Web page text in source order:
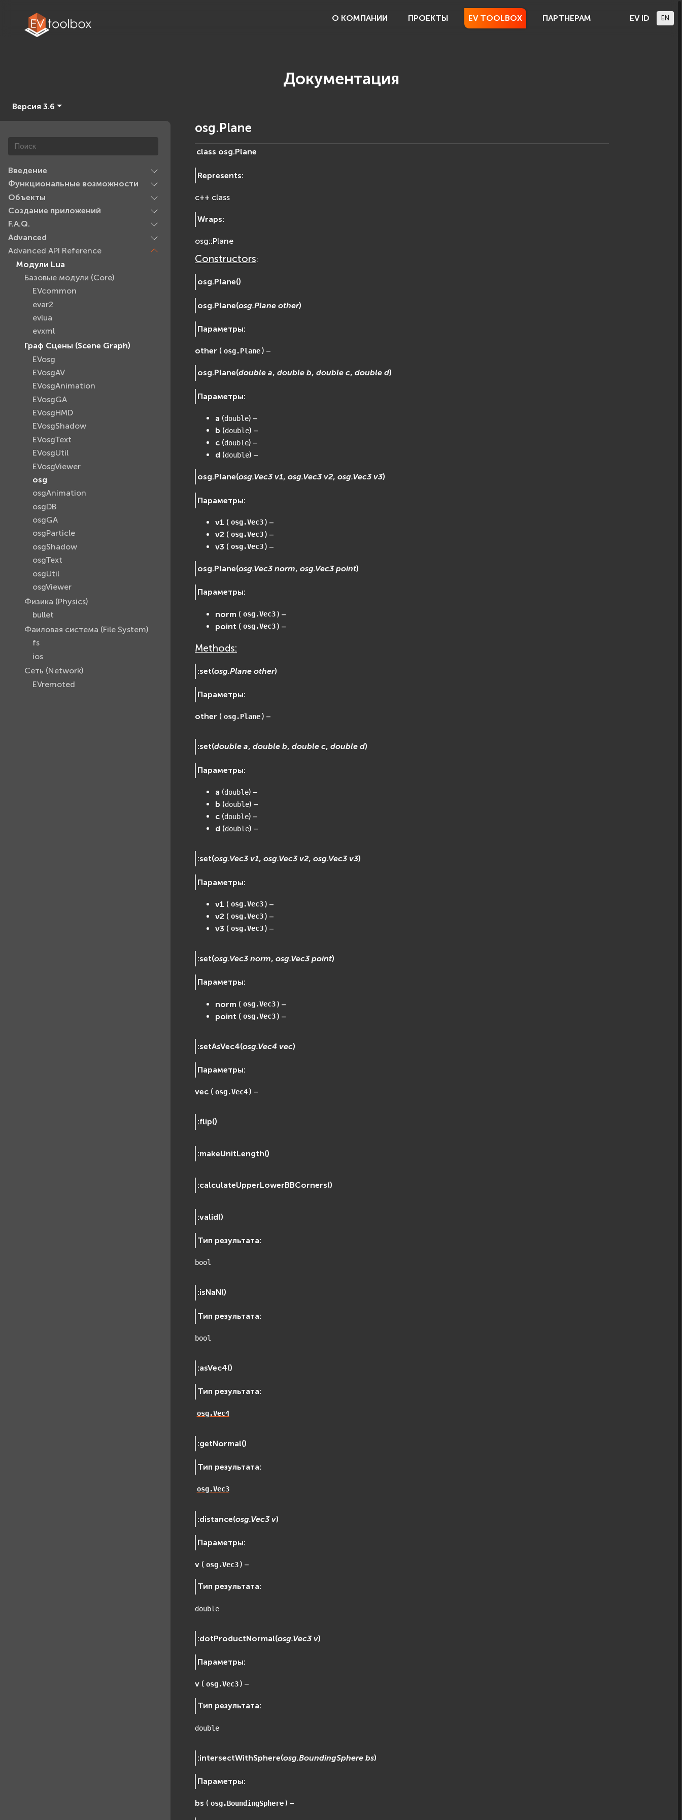
О КОМПАНИИ ПРОЕКТЫ EV TOOLBOX ПАРТНЕРАМ EV ID EN
Документация
Версия 3.6
Введение
Функциональные возможности
Объекты
Создание приложений
F.A.Q.
Advanced
Advanced API Reference
Модули Lua
Базовые модули (Core)
EVcommon
evar2
evlua
evxml
Граф Сцены (Scene Graph)
EVosg
EVosgAV
EVosgAnimation
EVosgGA
EVosgHMD
EVosgShadow
EVosgText
EVosgUtil
EVosgViewer
osg
osgAnimation
osgDB
osgGA
osgParticle
osgShadow
osgText
osgUtil
osgViewer
Физика (Physics)
bullet
Фаиловая система (File System)
fs
ios
Сеть (Network)
EVremoted
osg.Plane
class osg.Plane
Represents:
c++ class
Wraps:
osg::Plane
Constructors:
osg.Plane()
osg.Plane(osg.Plane other)
Параметры:
other ( osg.Plane ) –
osg.Plane(double a,double b,double c,double d)
Параметры:
a (double) –
b (double) –
c (double) –
d (double) –
osg.Plane(osg.Vec3 v1,osg.Vec3 v2,osg.Vec3 v3)
Параметры:
v1 ( osg.Vec3 ) –
v2 ( osg.Vec3 ) –
v3 ( osg.Vec3 ) –
osg.Plane(osg.Vec3 norm,osg.Vec3 point)
Параметры:
norm ( osg.Vec3 ) –
point ( osg.Vec3 ) –
Methods:
:set(osg.Plane other)
Параметры:
other ( osg.Plane ) –
:set(double a,double b,double c,double d)
Параметры:
a (double) –
b (double) –
c (double) –
d (double) –
:set(osg.Vec3 v1,osg.Vec3 v2,osg.Vec3 v3)
Параметры:
v1 ( osg.Vec3 ) –
v2 ( osg.Vec3 ) –
v3 ( osg.Vec3 ) –
:set(osg.Vec3 norm,osg.Vec3 point)
Параметры:
norm ( osg.Vec3 ) –
point ( osg.Vec3 ) –
:setAsVec4(osg.Vec4 vec)
Параметры:
vec ( osg.Vec4 ) –
:flip()
:makeUnitLength()
:calculateUpperLowerBBCorners()
:valid()
Тип результата:
bool
:isNaN()
Тип результата:
bool
:asVec4()
Тип результата:
osg.Vec4
:getNormal()
Тип результата:
osg.Vec3
:distance(osg.Vec3 v)
Параметры:
v ( osg.Vec3 ) –
Тип результата:
double
:dotProductNormal(osg.Vec3 v)
Параметры:
v ( osg.Vec3 ) –
Тип результата:
double
:intersectWithSphere(osg.BoundingSphere bs)
Параметры:
bs ( osg.BoundingSphere ) –